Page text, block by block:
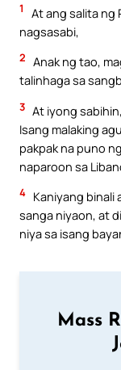
1
At ang salita ng
nagsasabi,
2 Anak ng tao,
talinhaga sa
3 At iyong
Isang malaking
pakpak na puno
naparoon sa
4 Kaniyang binali
sanga niyaon, at
niya sa isang
Mass